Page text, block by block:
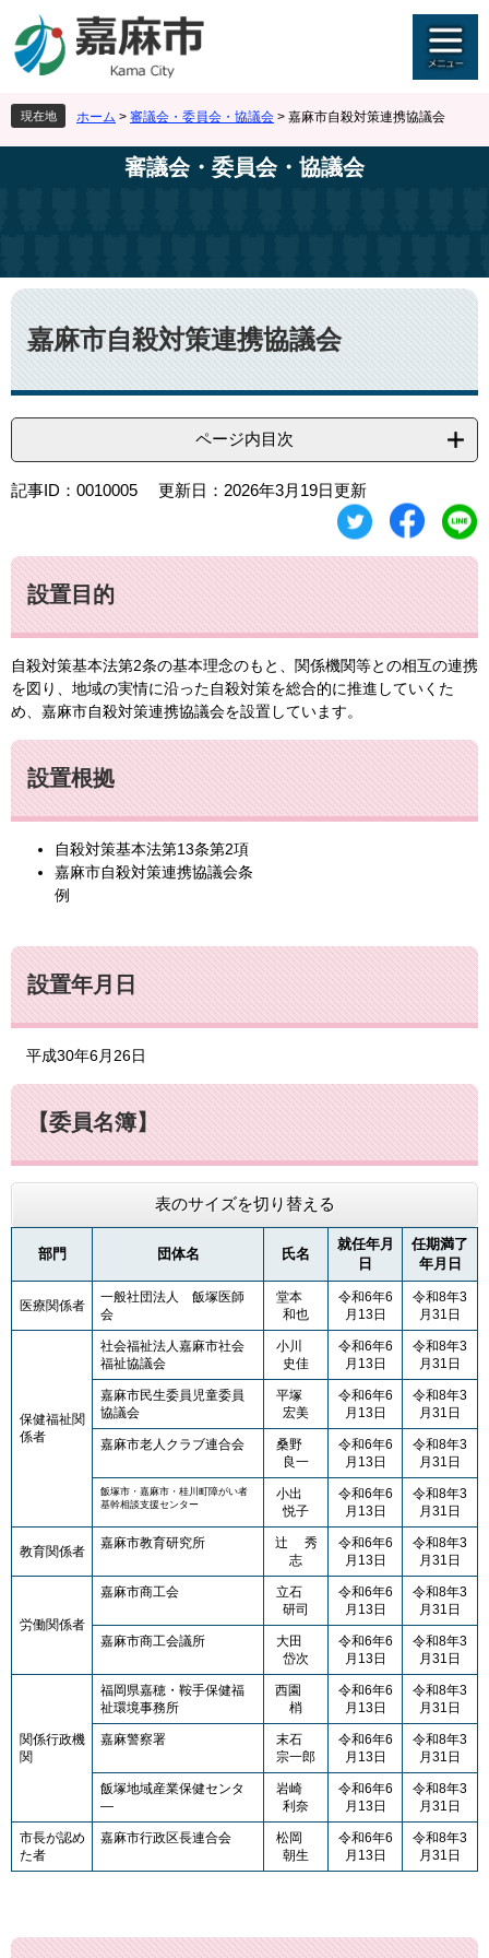
ジ
先
頭
で
ュ
を
飛
ば
現在地 ホーム > 審議会・委員会・協議会 > 嘉麻市自殺対策連携協議会
審議会・委員会・協議会
本
文
嘉麻市自殺対策連携協議会
ページ内目次
記事ID：0010005 更新日：2026年3月19日更新
設置目的
自殺対策基本法第2条の基本理念のもと、関係機関等との相互の連携
を図り、地域の実情に沿った自殺対策を総合的に推進していくた
め、嘉麻市自殺対策連携協議会を設置しています。
設置根拠
自殺対策基本法第13条第2項
嘉麻市自殺対策連携協議会条
例
設置年月日
平成30年6月26日
【委員名簿】
表のサイズを切り替える
部門 団体名 氏名
就任年月
日
任期満了
年月日
医療関係者
一般社団法人 飯塚医師
会
堂本
和也
令和6年6
月13日
令和8年3
月31日
保健福祉関
係者
社会福祉法人嘉麻市社会
福祉協議会
小川
史佳
令和6年6
月13日
令和8年3
月31日
嘉麻市民生委員児童委員
協議会
平塚
宏美
令和6年6
月13日​
令和8年3
月31日
嘉麻市老人クラブ連合会
桑野
良一
令和6年6
月13日​
令和8年3
月31日
飯塚市・嘉麻市・桂川町障がい者
基幹相談支援センター
小出
悦子
令和6年6
月13日​
令和8年3
月31日
教育関係者
嘉麻市教育研究所​
辻 秀
志​
令和6年6
月13日​
令和8年3
月31日
労働関係者
嘉麻市商工会
立石
研司
令和6年6
月13日​
令和8年3
月31日
嘉麻市商工会議所
大田
岱次
令和6年6
月13日​
令和8年3
月31日
関係行政機
関
福岡県嘉穂・鞍手保健福
祉環境事務所
西園
梢
令和6年6
月13日
令和8年3
月31日
嘉麻警察署
末石
宗一郎
令和6年6
月13日​
令和8年3
月31日
飯塚地域産業保健センタ
―​
岩崎
利奈​
令和6年6
月13日
令和8年3
月31日
市長が認め
た者
嘉麻市行政区長連合会
松岡
朝生
令和6年6
月13日
令和8年3
月31日